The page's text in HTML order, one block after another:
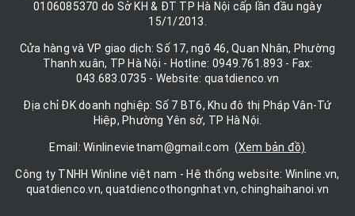
0106085370 do Sở KH & ĐT TP Hà Nội cấp lần đầu ngày
15/1/2013.
Cửa hàng và VP giao dịch: Số 17, ngõ 46, Quan Nhân, Phường
Thanh xuân, TP Hà Nội - Hotline: 0949.761.893 - Fax:
043.683.0735 - Website: quatdienco.vn
Địa chỉ ĐK doanh nghiệp: Số 7 BT6, Khu đô thị Pháp Vân-Tứ
Hiệp, Phường Yên sở, TP Hà Nội.
Email: Winlinevietnam@gmail.com (Xem bản đồ)
Công ty TNHH Winline việt nam - Hệ thống website: Winline.vn,
quatdienco.vn, quatdiencothongnhat.vn, chinghaihanoi.vn